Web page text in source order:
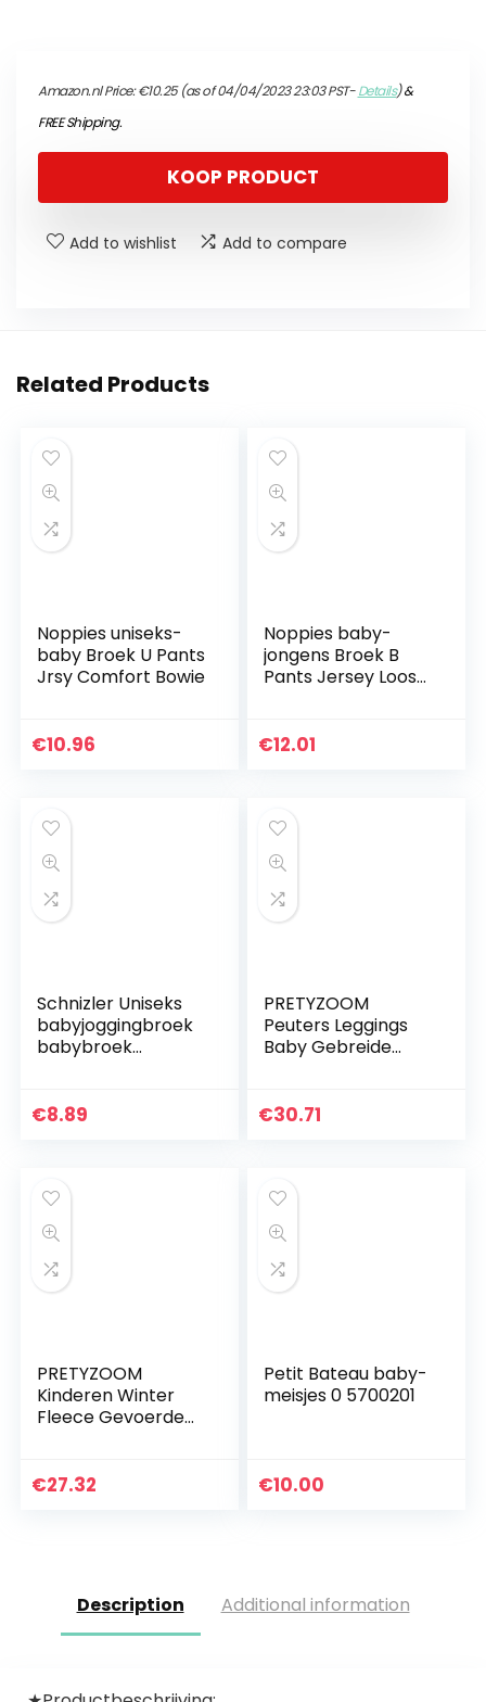
Amazon.nl Price:€10.25(as of 04/04/2023 23:03 PST-Details)&
FREE Shipping.
KOOP PRODUCT
Add to wishlist Add to compare
Related Products
Noppies uniseks-
baby Broek U Pants
Jrsy Comfort Bowie
€10.96
Noppies baby-
jongens Broek B
Pants Jersey Loose
€12.01
Schnizler Uniseks
babyjoggingbroek
babybroek
buikomslag, Oeko-
€8.89
PRETYZOOM
Peuters Leggings
Baby Gebreide
Geprinte Dikke
€30.71
PRETYZOOM
Kinderen Winter
Fleece Gevoerde
Dikke Katoen
€27.32
Petit Bateau baby-
meisjes 0 5700201
€10.00
Description Additional information